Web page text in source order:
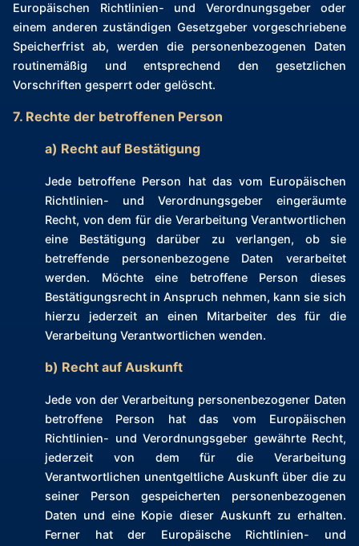
Europäischen Richtlinien- und Verordnungsgeber oder
einem anderen zuständigen Gesetzgeber vorgeschriebene
Speicherfrist ab, werden die personenbezogenen Daten
routinemäßig und entsprechend den gesetzlichen
Vorschriften gesperrt oder gelöscht.
7. Rechte der betroffenen Person
a) Recht auf Bestätigung
Jede betroffene Person hat das vom Europäischen
Richtlinien- und Verordnungsgeber eingeräumte
Recht, von dem für die Verarbeitung Verantwortlichen
eine Bestätigung darüber zu verlangen, ob sie
betreffende personenbezogene Daten verarbeitet
werden. Möchte eine betroffene Person dieses
Bestätigungsrecht in Anspruch nehmen, kann sie sich
hierzu jederzeit an einen Mitarbeiter des für die
Verarbeitung Verantwortlichen wenden.
b) Recht auf Auskunft
Jede von der Verarbeitung personenbezogener Daten
betroffene Person hat das vom Europäischen
Richtlinien- und Verordnungsgeber gewährte Recht,
jederzeit von dem für die Verarbeitung
Verantwortlichen unentgeltliche Auskunft über die zu
seiner Person gespeicherten personenbezogenen
Daten und eine Kopie dieser Auskunft zu erhalten.
Ferner hat der Europäische Richtlinien- und